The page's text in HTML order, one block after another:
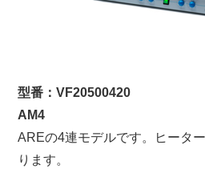
型番：VF20500420
AM4
AREの4連モデルです。ヒータ
ります。